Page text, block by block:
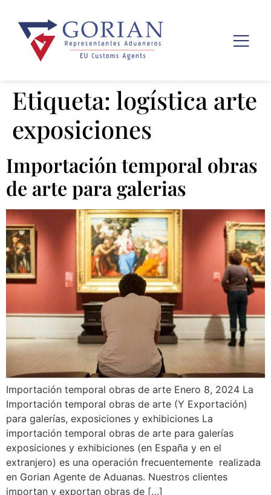
Etiqueta: logística arte
exposiciones
Importación temporal obras
de arte para galerias
Importación temporal obras de arte Enero 8, 2024 La
Importación temporal obras de arte (Y Exportación)
para galerías, exposiciones y exhibiciones La
importación temporal obras de arte para galerías
exposiciones y exhibiciones (en España y en el
extranjero) es una operación frecuentemente realizada
en Gorian Agente de Aduanas. Nuestros clientes
importan y exportan obras de […]